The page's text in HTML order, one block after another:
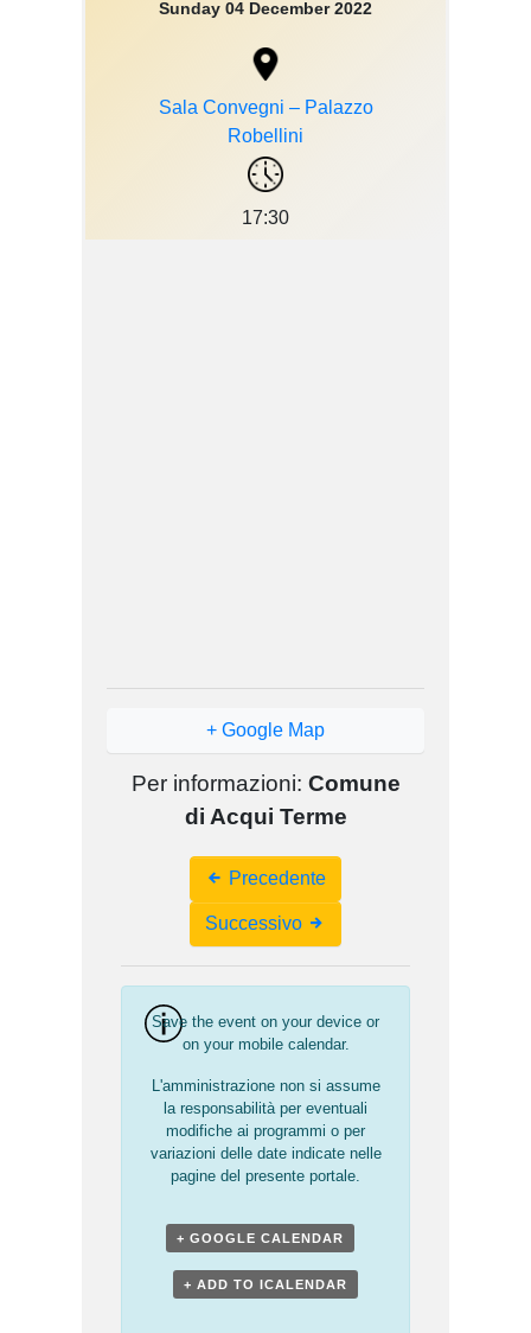
Sunday 04 December 2022
Sala Convegni – Palazzo
Robellini
17:30
+ Google Map
Per informazioni: Comune
di Acqui Terme
Navigation
Precedente
Successivo
Save the event on your device or
on your mobile calendar.
L'amministrazione non si assume
la responsabilità per eventuali
modifiche ai programmi o per
variazioni delle date indicate nelle
pagine del presente portale.
+ GOOGLE CALENDAR
+ ADD TO ICALENDAR